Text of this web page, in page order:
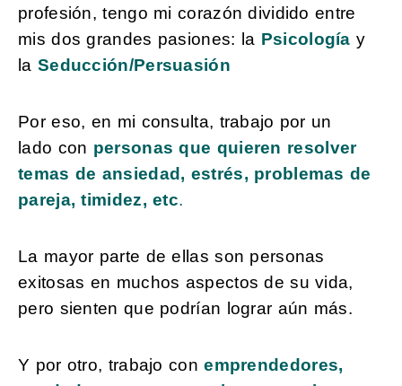
profesión, tengo mi corazón dividido entre
mis dos grandes pasiones: la Psicologíay
la Seducción/Persuasión
Por eso, en mi consulta, trabajo por un
lado con personas que quieren resolver
temas de ansiedad, estrés, problemas de
pareja, timidez, etc.
La mayor parte de ellas son personas
exitosas en muchos aspectos de su vida,
pero sienten que podrían lograr aún más.
Y por otro, trabajo conemprendedores,